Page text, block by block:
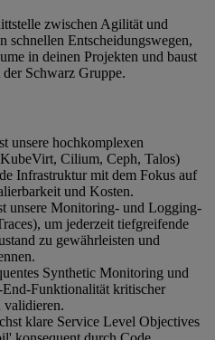
zwischen Agilität und
schnellen Entscheidungswegen,
in deinen Projekten und baust
Schwarz Gruppe.
unsere hochkomplexen
Cilium, Ceph, Talos)
Infrastruktur mit dem Fokus auf
und Kosten.
unsere Monitoring- und Logging-
um jederzeit tiefgreifende
zu gewährleisten und
Synthetic Monitoring und
Funktionalität kritischer
validieren.
klare Service Level Objectives